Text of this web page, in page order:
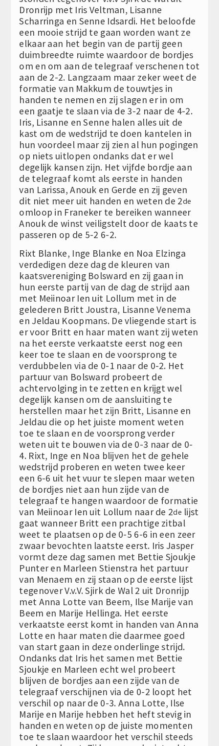
Dronrijp met Iris Veltman, Lisanne
Scharringa en Senne Idsardi. Het beloofde
een mooie strijd te gaan worden want ze
elkaar aan het begin van de partij geen
duimbreedte ruimte waardoor de bordjes
om en om aan de telegraaf verschenen tot
aan de 2-2. Langzaam maar zeker weet de
formatie van Makkum de touwtjes in
handen te nemen en zij slagen er in om
een gaatje te slaan via de 3-2 naar de 4-2.
Iris, Lisanne en Senne halen alles uit de
kast om de wedstrijd te doen kantelen in
hun voordeel maar zij zien al hun pogingen
op niets uitlopen ondanks dat er wel
degelijk kansen zijn. Het vijfde bordje aan
de telegraaf komt als eerste in handen
van Larissa, Anouk en Gerde en zij geven
dit niet meer uit handen en weten de 2de
omloop in Franeker te bereiken wanneer
Anouk de winst veiligstelt door de kaats te
passeren op de 5-2 6-2.
Rixt Blanke, Inge Blanke en Noa Elzinga
verdedigen deze dag de kleuren van
kaatsvereniging Bolsward en zij gaan in
hun eerste partij van de dag de strijd aan
met Meiinoar Ien uit Lollum met in de
gelederen Britt Joustra, Lisanne Venema
en Jeldau Koopmans. De vliegende start is
er voor Britt en haar maten want zij weten
na het eerste verkaatste eerst nog een
keer toe te slaan en de voorsprong te
verdubbelen via de 0-1 naar de 0-2. Het
partuur van Bolsward probeert de
achtervolging in te zetten en krijgt wel
degelijk kansen om de aansluiting te
herstellen maar het zijn Britt, Lisanne en
Jeldau die op het juiste moment weten
toe te slaan en de voorsprong verder
weten uit te bouwen via de 0-3 naar de 0-
4. Rixt, Inge en Noa blijven het de gehele
wedstrijd proberen en weten twee keer
een 6-6 uit het vuur te slepen maar weten
de bordjes niet aan hun zijde van de
telegraaf te hangen waardoor de formatie
van Meiinoar Ien uit Lollum naar de 2de lijst
gaat wanneer Britt een prachtige zitbal
weet te plaatsen op de 0-5 6-6 in een zeer
zwaar bevochten laatste eerst. Iris Jasper
vormt deze dag samen met Bettie Sjoukje
Punter en Marleen Stienstra het partuur
van Menaem en zij staan op de eerste lijst
tegenover V.v.V. Sjirk de Wal 2 uit Dronrijp
met Anna Lotte van Beem, Ilse Marije van
Beem en Marije Hellinga. Het eerste
verkaatste eerst komt in handen van Anna
Lotte en haar maten die daarmee goed
van start gaan in deze onderlinge strijd.
Ondanks dat Iris het samen met Bettie
Sjoukje en Marleen echt wel probeert
blijven de bordjes aan een zijde van de
telegraaf verschijnen via de 0-2 loopt het
verschil op naar de 0-3. Anna Lotte, Ilse
Marije en Marije hebben het heft stevig in
handen en weten op de juiste momenten
toe te slaan waardoor het verschil steeds